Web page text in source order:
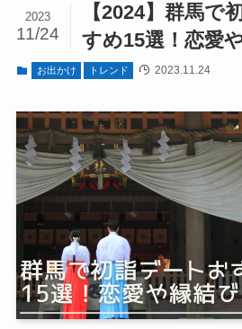
【2024】群馬で
すめ15選！恋愛
2023
11/24
お出かけ トレンド 2023.11.24